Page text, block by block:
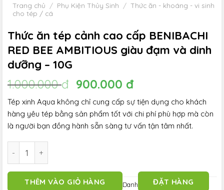
Trang chủ / Phụ Kiện Thủy Sinh / Thức ăn - khoáng - vi sinh
cho tép / cá
Thức ăn tép cảnh cao cấp BENIBACHI
RED BEE AMBITIOUS giàu đạm và dinh
dưỡng – 10G
1.000.000đ Giá
gốc
là:
1.000.000 đ.
900.000 đGiá
hiện
tại
là:
900.000 đ.
Tép xinh Aqua không chỉ cung cấp sự tiện dụng cho khách
hàng yêu tép bằng sản phẩm tốt với chi phí phù hợp mà còn
là người bạn đồng hành sẵn sàng tư vấn tận tâm nhất.
THÊM VÀO GIỎ HÀNG ĐẶT HÀNG
Danh